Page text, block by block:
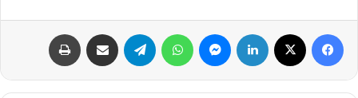
فيسبوك لينكدإن ماسنجر واتساب تيلقرام مشاركة عبر البريد